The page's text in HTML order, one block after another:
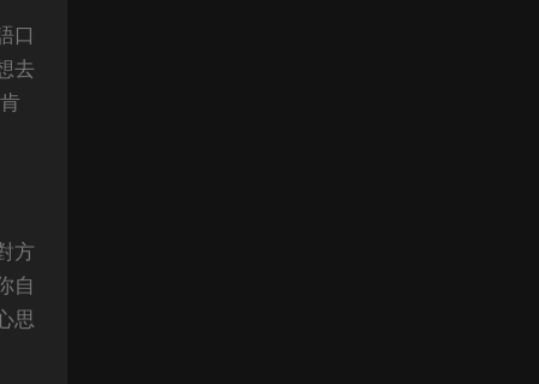
口
去
方
自
思